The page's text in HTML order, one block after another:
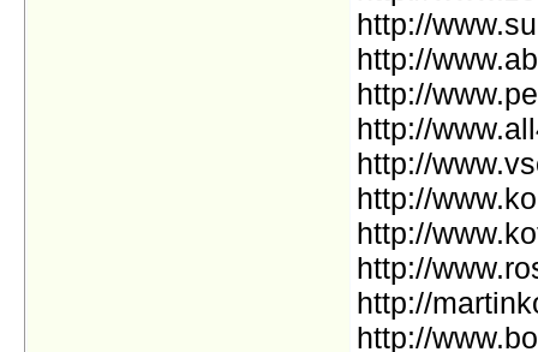
http://
http://
http://
http://
http://
http://
http://
http://
http://
http://